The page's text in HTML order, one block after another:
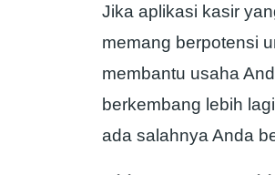
Jika aplikasi kasir
memang berpotensi
membantu usaha
berkembang lebih
ada salahnya Anda